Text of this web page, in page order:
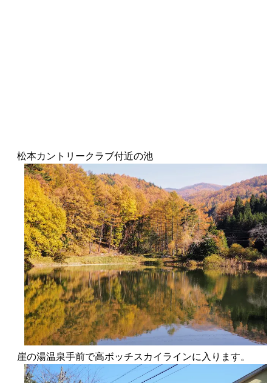
松本カントリークラブ付近の池
崖の湯温泉手前で高ボッチスカイラインに入ります。